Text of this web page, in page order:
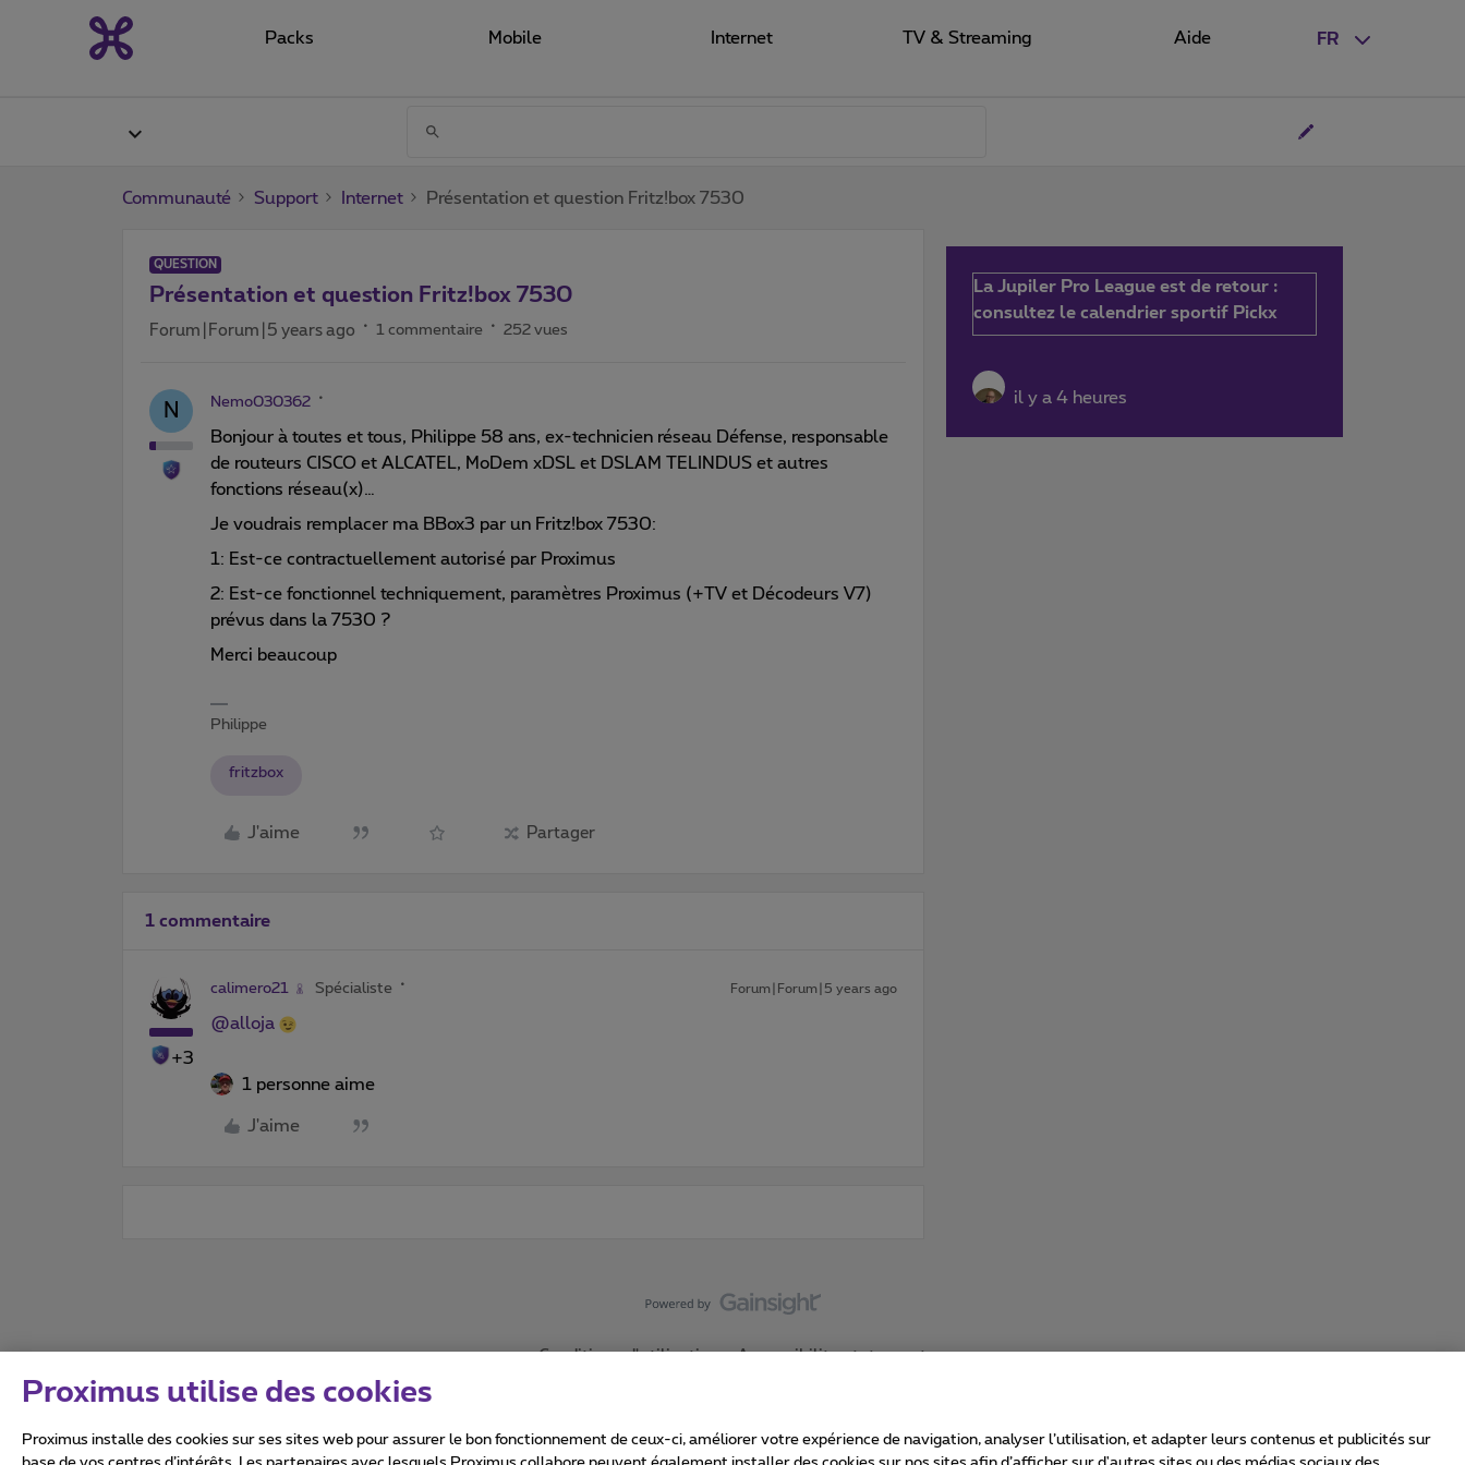
FR
Packs Mobile Internet TV & Streaming Aide
Communauté Support Internet Présentation et question Fritz!box 7530
QUESTION
Présentation et question Fritz!box 7530
Forum|Forum|5 years ago 1 commentaire 252 vues
N Nemo030362
Bonjour à toutes et tous, Philippe 58 ans, ex-technicien réseau Défense, responsable
de routeurs CISCO et ALCATEL, MoDem xDSL et DSLAM TELINDUS et autres
fonctions réseau(x)…
Je voudrais remplacer ma BBox3 par un Fritz!box 7530:
1: Est-ce contractuellement autorisé par Proximus
2: Est-ce fonctionnel techniquement, paramètres Proximus (+TV et Décodeurs V7)
prévus dans la 7530 ?
Merci beaucoup
Philippe
fritzbox
J'aime Partager
1 commentaire
+3
calimero21 Spécialiste Forum|Forum|5 years ago
@alloja
1 personne aime
J'aime
La Jupiler Pro League est de retour :
consultez le calendrier sportif Pickx
il y a 4 heures
Conditions d'utilisation Accessibility statement
Proximus utilise des cookies
Proximus installe des cookies sur ses sites web pour assurer le bon fonctionnement de ceux-ci, améliorer votre expérience de navigation, analyser l’utilisation, et adapter leurs contenus et publicités sur